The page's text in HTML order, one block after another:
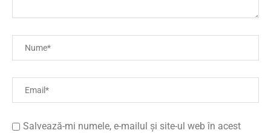
Salvează-mi numele, e-mailul și site-ul web în acest